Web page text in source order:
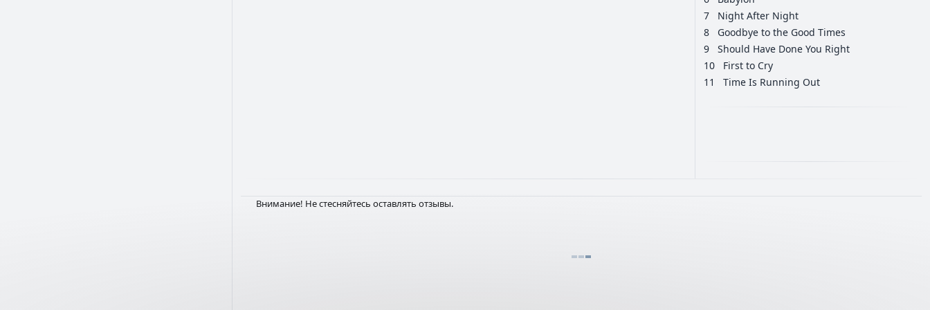
7
Night After Night
8
Goodbye to the Good Times
9
Should Have Done You Right
10
First to Cry
11
Time Is Running Out
Внимание! Не стесняйтесь оставлять отзывы.